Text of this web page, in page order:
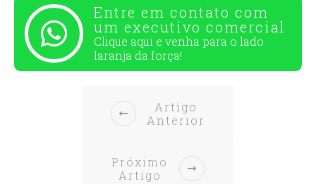
Entre em contato com
um executivo comercial
Clique aqui e venha para o lado
laranja da força!
Artigo
Anterior
Próximo
Artigo